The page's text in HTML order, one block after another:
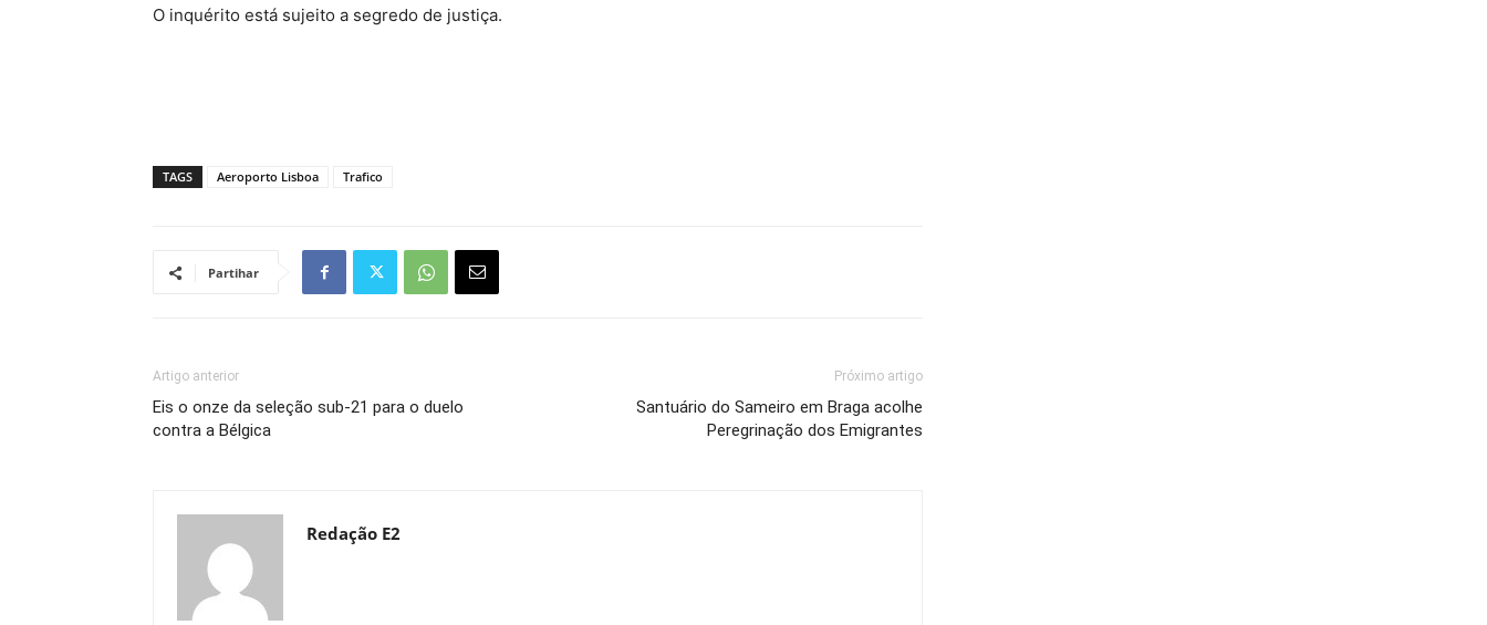
O inquérito está sujeito a segredo de justiça.
TAGS Aeroporto Lisboa Trafico
Partihar
Artigo anterior
Eis o onze da seleção sub-21 para o duelo
contra a Bélgica
Próximo artigo
Santuário do Sameiro em Braga acolhe
Peregrinação dos Emigrantes
Redação E2